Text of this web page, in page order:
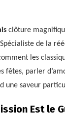
clôture
de la
les
fêtes, parler
une saveur
Est le